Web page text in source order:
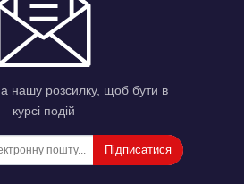
нашу розсилку, щоб бути в
курсі подій
Підписатися